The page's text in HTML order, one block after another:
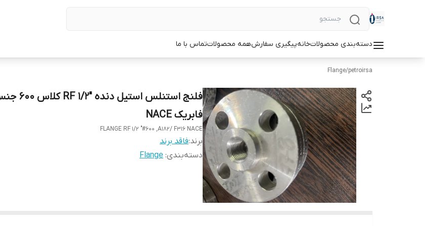
دسته‌بندی محصولاتخانهپیگیری سفارشهمه محصولاتتماس با ما
petroirsa
/
Flange
فابریک NACE
FLANGE RF 1/2 "#600 ,A182/ F316 NACE
برند:فاقد برند
دسته‌بندی:
Flange